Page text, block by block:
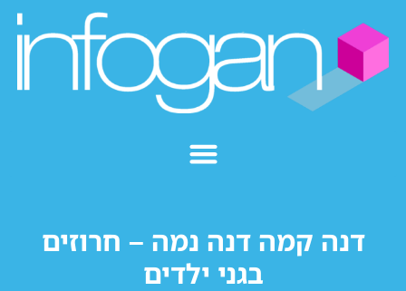
דנה קמה דנה נמה – חרוזים
בגני ילדים